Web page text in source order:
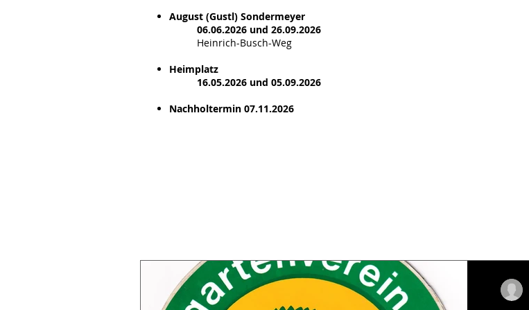
August (Gustl) Sondermeyer
06.06.2026 und 26.09.2026​
Heinrich-Busch-Weg
Heimplatz
16.05.2026 und 05.09.2026
Nachholtermin 07.11.2026